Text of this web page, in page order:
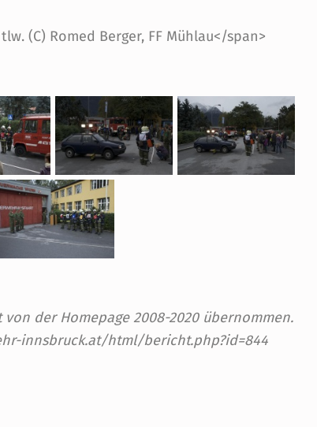
(C) Romed Berger, FF Mühlau</span>
der Homepage 2008-2020 übernommen.
innsbruck.at/html/bericht.php?id=844